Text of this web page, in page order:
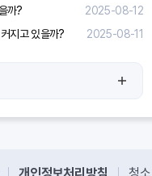
까?
2025-08-12
지고 있을까?
2025-08-11